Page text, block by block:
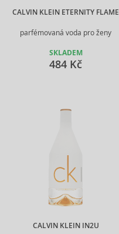
CALVIN KLEIN ETERNITY FLAME
parfémovaná voda pro ženy
SKLADEM
484 Kč
CALVIN KLEIN IN2U